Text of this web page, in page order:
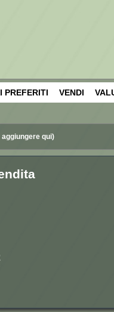
PREFERITI VENDI
aggiungere qui)